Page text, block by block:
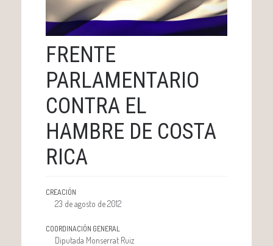
FRENTE
PARLAMENTARIO
CONTRA EL
HAMBRE DE COSTA
RICA
CREACIÓN
23 de agosto de 2012
COORDINACIÓN GENERAL
Diputada Monserrat Ruiz